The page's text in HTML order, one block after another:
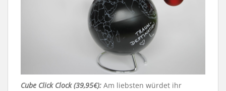
Cube Click Clock (39,95€): Am liebsten würdet ihr